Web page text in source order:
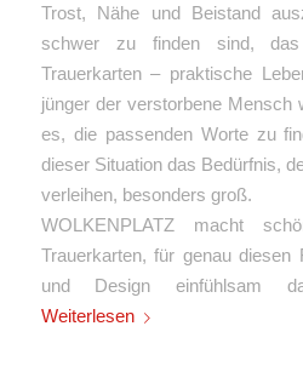
Trost, Nähe und Beistand
schwer zu finden sind,
Trauerkarten – praktische
jünger der verstorbene Mensch
es, die passenden Worte zu
dieser Situation das Bedürfnis,
verleihen, besonders groß.
WOLKENPLATZ macht
Trauerkarten, für genau
und Design einfühlsam
Weiterlesen